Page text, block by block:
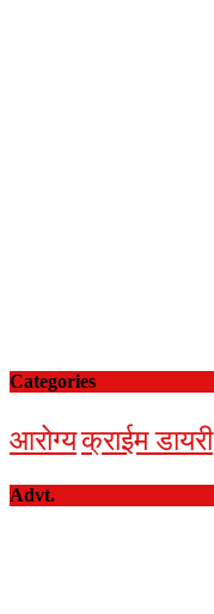
Categories
आरोग्यक्राईम डायरी
Advt.